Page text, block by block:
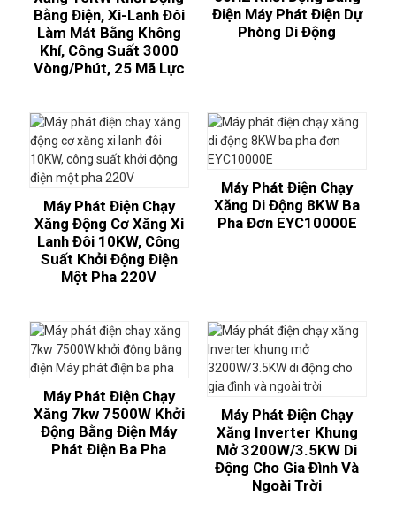
Bằng Điện, Xi-Lanh Đôi
Làm Mát Bằng Không
Khí, Công Suất 3000
Vòng/phút, 25 Mã Lực
Điện Máy Phát Điện Dự
Phòng Di Động
Máy Phát Điện Chạy
Xăng Động Cơ Xăng Xi
Lanh Đôi 10KW, Công
Suất Khởi Động Điện
Một Pha 220V
Máy Phát Điện Chạy
Xăng Di Động 8KW Ba
Pha Đơn EYC10000E
Máy Phát Điện Chạy
Xăng 7kw 7500W Khởi
Động Bằng Điện Máy
Phát Điện Ba Pha
Máy Phát Điện Chạy
Xăng Inverter Khung
Mở 3200W/3.5KW Di
Động Cho Gia Đình Và
Ngoài Trời